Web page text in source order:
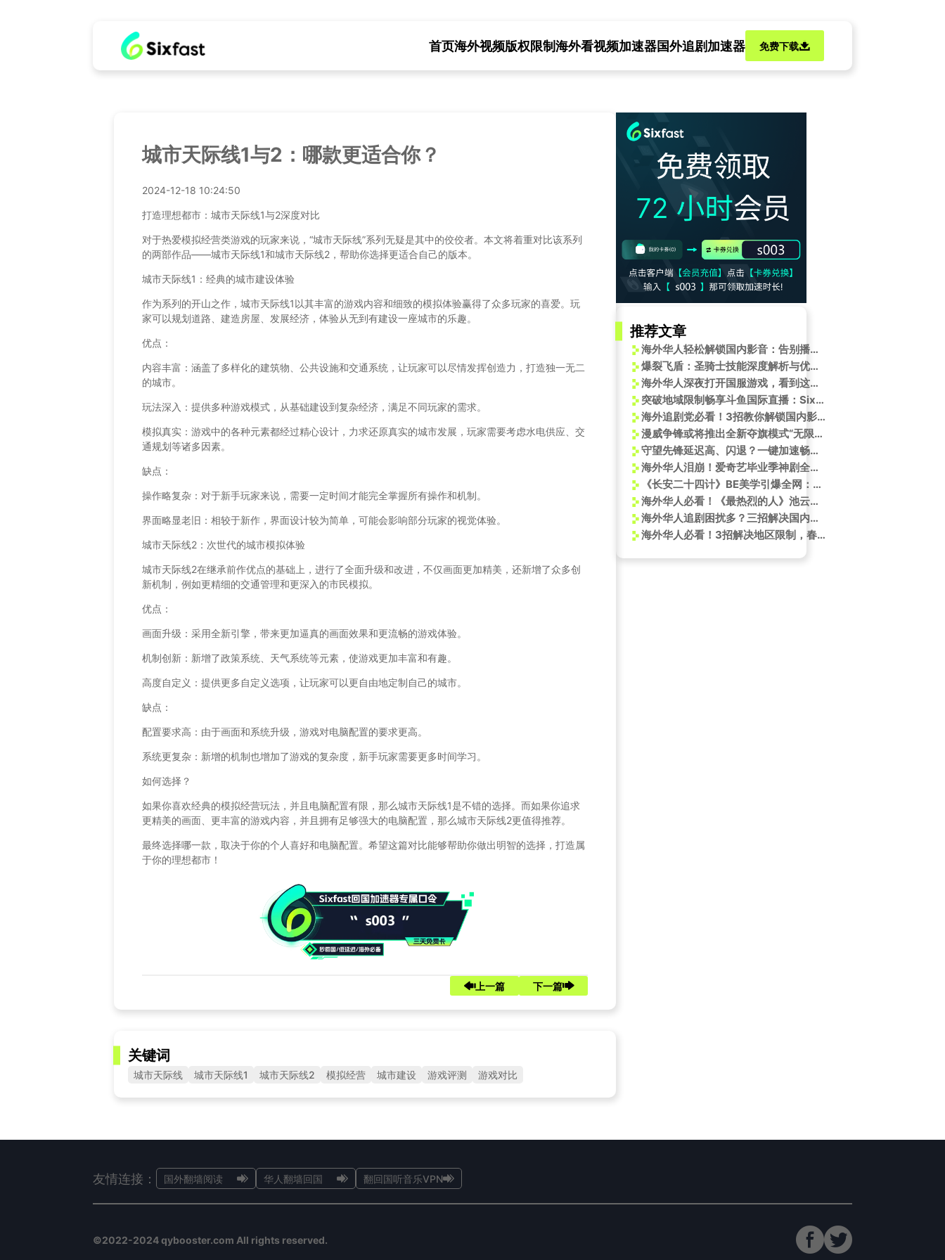
首页海外视频版权限制海外看视频加速器国外追剧加速器 免费下载
城市天际线1与2：哪款更适合你？
2024-12-18 10:24:50
打造理想都市：城市天际线1与2深度对比
对于热爱模拟经营类游戏的玩家来说，“城市天际线”系列无疑是其中的佼佼者。本文将着重对比该系列
的两部作品——城市天际线1和城市天际线2，帮助你选择更适合自己的版本。
城市天际线1：经典的城市建设体验
作为系列的开山之作，城市天际线1以其丰富的游戏内容和细致的模拟体验赢得了众多玩家的喜爱。玩
家可以规划道路、建造房屋、发展经济，体验从无到有建设一座城市的乐趣。
优点：
内容丰富：涵盖了多样化的建筑物、公共设施和交通系统，让玩家可以尽情发挥创造力，打造独一无二
的城市。
玩法深入：提供多种游戏模式，从基础建设到复杂经济，满足不同玩家的需求。
模拟真实：游戏中的各种元素都经过精心设计，力求还原真实的城市发展，玩家需要考虑水电供应、交
通规划等诸多因素。
缺点：
操作略复杂：对于新手玩家来说，需要一定时间才能完全掌握所有操作和机制。
界面略显老旧：相较于新作，界面设计较为简单，可能会影响部分玩家的视觉体验。
城市天际线2：次世代的城市模拟体验
城市天际线2在继承前作优点的基础上，进行了全面升级和改进，不仅画面更加精美，还新增了众多创
新机制，例如更精细的交通管理和更深入的市民模拟。
优点：
画面升级：采用全新引擎，带来更加逼真的画面效果和更流畅的游戏体验。
机制创新：新增了政策系统、天气系统等元素，使游戏更加丰富和有趣。
高度自定义：提供更多自定义选项，让玩家可以更自由地定制自己的城市。
缺点：
配置要求高：由于画面和系统升级，游戏对电脑配置的要求更高。
系统更复杂：新增的机制也增加了游戏的复杂度，新手玩家需要更多时间学习。
如何选择？
如果你喜欢经典的模拟经营玩法，并且电脑配置有限，那么城市天际线1是不错的选择。而如果你追求
更精美的画面、更丰富的游戏内容，并且拥有足够强大的电脑配置，那么城市天际线2更值得推荐。
最终选择哪一款，取决于你的个人喜好和电脑配置。希望这篇对比能够帮助你做出明智的选择，打造属
于你的理想都市！
上一篇 下一篇
关键词
城市天际线 城市天际线1 城市天际线2 模拟经营 城市建设 游戏评测 游戏对比
推荐文章
海外华人轻松解锁国内影音：告别播放限制与卡顿的实用指南
爆裂飞盾：圣骑士技能深度解析与优化指南
海外华人深夜打开国服游戏，看到这张男刀插画时突然破防了
突破地域限制畅享斗鱼国际直播：Sixfast回国加速器助你一臂之力
海外追剧党必看！3招教你解锁国内影视资源，告别卡顿黑屏烦恼
漫威争锋或将推出全新夺旗模式“无限危机”
守望先锋延迟高、闪退？一键加速畅玩无阻！
海外华人泪崩！爱奇艺毕业季神剧全被锁？3招破解地区限制看《狂飙》《苍兰诀》
《长安二十四计》BE美学引爆全网：你以为的纯爱，其实是精心设计的‘纯恨’陷阱
海外华人必看！《最热烈的人》池云下线引泪崩，这些追剧技巧让你不错过任何精彩
海外华人追剧困扰多？三招解决国内视频平台地区限制与卡顿问题
海外华人必看！3招解决地区限制，春节BGM随心听
友情连接： 国外翻墙阅读 华人翻墙回国 翻回国听音乐VPN
©2022-2024 qybooster.com All rights reserved.